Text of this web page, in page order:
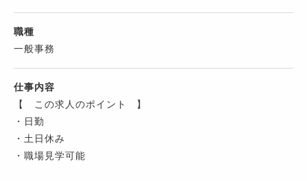
職種
一般事務
仕事内容
【 この求人のポイント 】
・日勤
・土日休み
・職場見学可能